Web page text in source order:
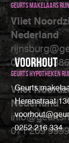
Geurts makelaars
Vliet
Nederland
071 402 3386
Geurts Hypotheken
Vliet
Nederland
071 209 9999
Voorhout
Geurts
Herenstraat
0252 216 334